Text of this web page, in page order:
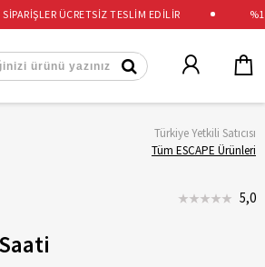
ÜCRETSİZ TESLİM EDİLİR %100
Türkiye Yetkili Satıcısı
Tüm ESCAPE Ürünleri
5,0